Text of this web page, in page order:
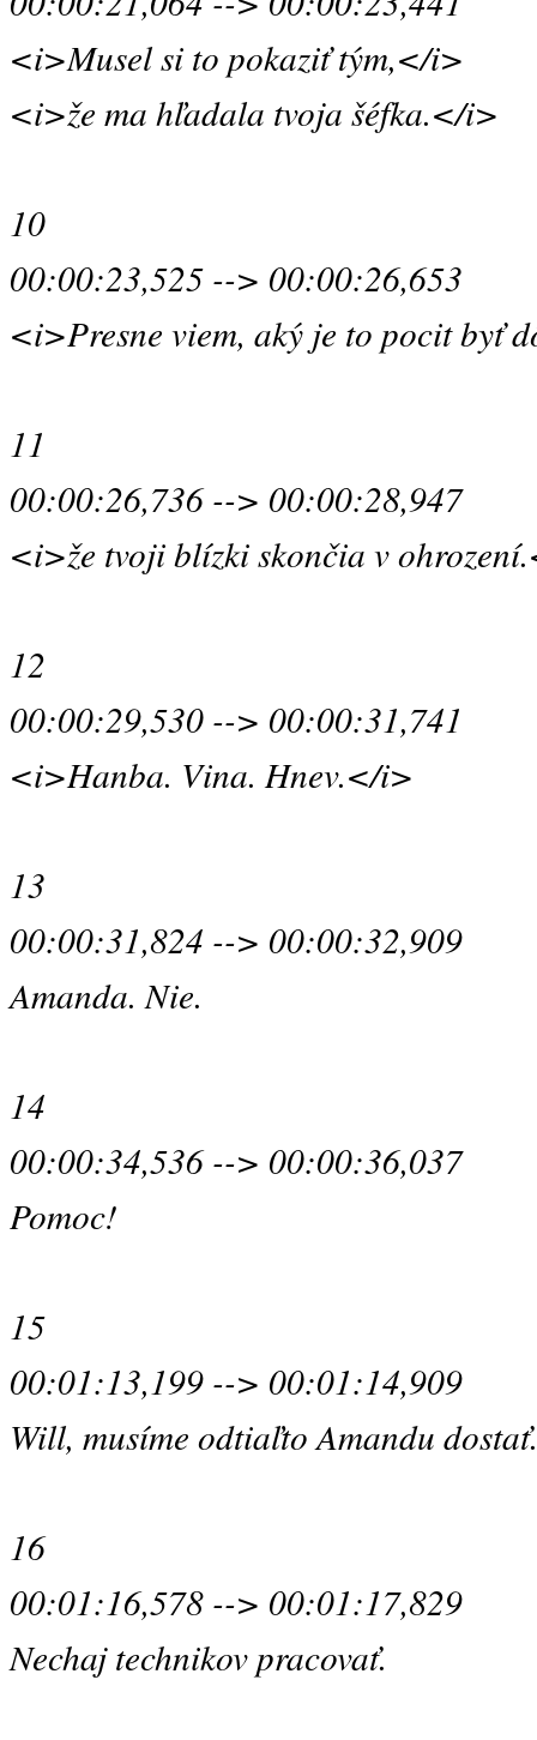
<i>Musel si to pokaziť tým,</i>
<i>že ma hľadala tvoja šéfka.</i>
10
00:00:23,525 --> 00:00:26,653
<i>Presne viem, aký je to pocit byť
11
00:00:26,736 --> 00:00:28,947
<i>že tvoji blízki skončia v
12
00:00:29,530 --> 00:00:31,741
<i>Hanba. Vina. Hnev.</i>
13
00:00:31,824 --> 00:00:32,909
Amanda. Nie.
14
00:00:34,536 --> 00:00:36,037
Pomoc!
15
00:01:13,199 --> 00:01:14,909
Will, musíme odtiaľto Amandu dostať.
16
00:01:16,578 --> 00:01:17,829
Nechaj technikov pracovať.